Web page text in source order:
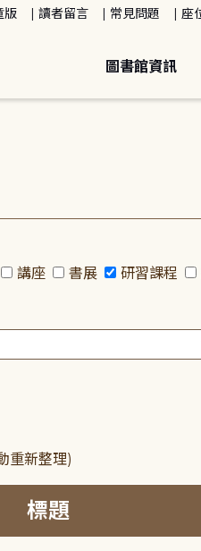
版 讀者留言 常見問題 座
圖書館資訊
講座 書展 研習課程
重新整理)
標題